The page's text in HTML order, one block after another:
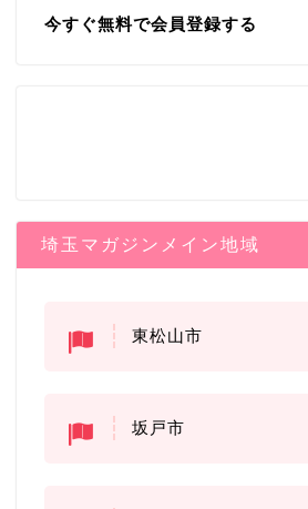
今すぐ無料で会員登録する
埼玉マガジンメイン地域
東松山市
坂戸市